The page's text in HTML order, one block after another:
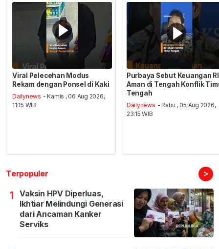
Viral Pelecehan Modus
Rekam dengan Ponsel di Kaki
Dailynews - Kamis , 06 Aug 2026,
11:15 WIB
Purbaya Sebut Keuangan RI
Aman di Tengah Konflik
Tengah
Dailynews - Rabu , 05 Aug 2026,
23:15 WIB
Terpopuler >
1
Vaksin HPV Diperluas,
Ikhtiar Melindungi Generasi
dari Ancaman Kanker
Serviks